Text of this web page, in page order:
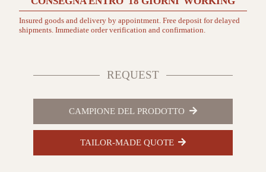
Insured goods and delivery by appointment. Free deposit for delayed
shipments. Immediate order verification and confirmation.
REQUEST
CAMPIONE DEL PRODOTTO
TAILOR-MADE QUOTE